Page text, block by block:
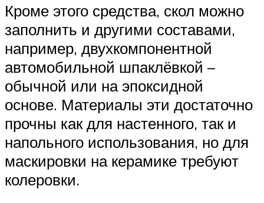
Кроме этого средства, скол можно
заполнить и другими составами,
например, двухкомпонентной
автомобильной шпаклёвкой –
обычной или на эпоксидной
основе. Материалы эти достаточно
прочны как для настенного, так и
напольного использования, но для
маскировки на керамике требуют
колеровки.